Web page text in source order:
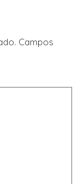
Campos